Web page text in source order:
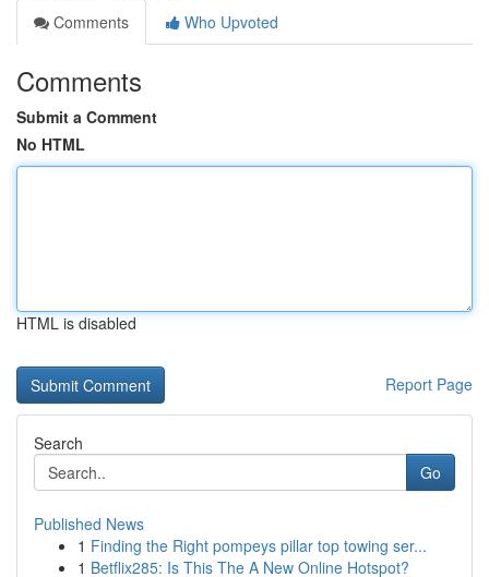
Comments
Who Upvoted
Comments
Submit a Comment
No HTML
HTML is disabled
Report Page
Search
Go
Published News
1 Finding the Right pompeys pillar top towing ser...
1 Betflix285: Is This The A New Online Hotspot?